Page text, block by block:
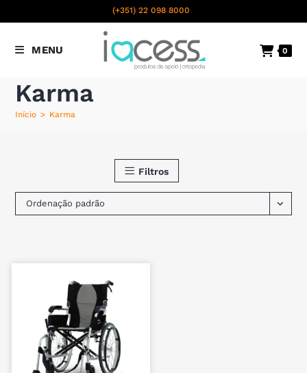
(+351) 22 098 8000
nacional
MENU 0
Karma
Início > Karma
Filtros
Ordenação padrão